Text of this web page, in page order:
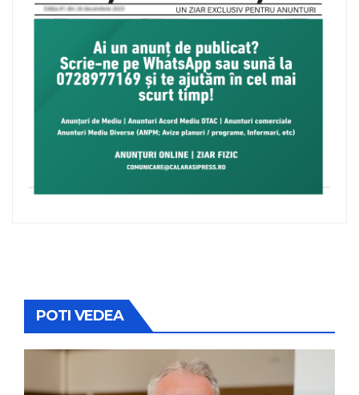
POTI VEDEA